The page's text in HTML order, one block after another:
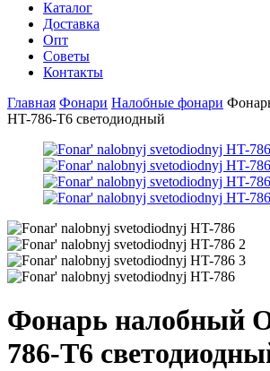
Каталог
Доставка
Опт
Советы
Контакты
Главная Фонари Налобные фонари
HT-786-T6 светодиодный
Фонарь налобный
786-T6